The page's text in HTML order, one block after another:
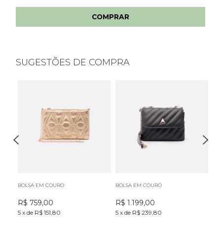
COMPRAR
SUGESTÕES DE COMPRA
BOLSA EM COURO
R$ 759,00
5 x de R$ 151,80
BOLSA EM COURO
R$ 1.199,00
5 x de R$ 239,80